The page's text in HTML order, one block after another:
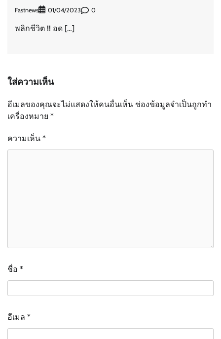
Fastnews 01/04/2023 0
พลิกชีวิต !! อด […]
ใส่ความเห็น
อีเมลของคุณจะไม่แสดงให้คนอื่นเห็น ช่องข้อมูลจำเป็นถูกทำ
เครื่องหมาย *
ความเห็น *
ชื่อ *
อีเมล *